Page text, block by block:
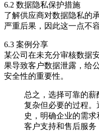
6.2 数据隐私保护措施
了解供应商对数据隐私的
严重后果，因此这一点不容
6.3 案例分享
某公司在未充分审核数据
果导致客户数据泄露，给
安全性的重要性。
总之，选择可靠的
复杂但必要的过程
史，明确企业的需
客户支持和售后服务